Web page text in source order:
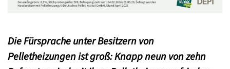
Die Fürsprache unter Besitzern von
Pelletheizungen ist groß: Knapp neun von zehn